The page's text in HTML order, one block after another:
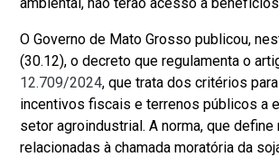
O Governo de Mato Grosso publicou,
(30.12), o decreto que regulamenta o
12.709/2024, que trata dos critérios
incentivos fiscais e terrenos públicos a
setor agroindustrial. A norma, que define
relacionadas à chamada moratória da